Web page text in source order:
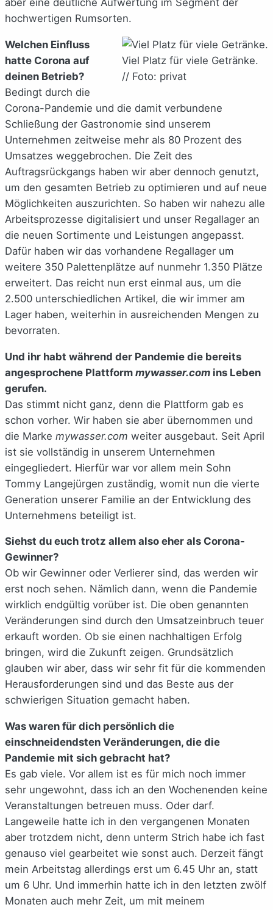
aber eine deutliche Aufwertung im Segment der
hochwertigen Rumsorten.
Viel Platz für viele Getränke.
// Foto: privat
Welchen Einfluss
hatte Corona auf
deinen Betrieb?
Bedingt durch die
Corona-Pandemie und die damit verbundene
Schließung der Gastronomie sind unserem
Unternehmen zeitweise mehr als 80 Prozent des
Umsatzes weggebrochen. Die Zeit des
Auftragsrückgangs haben wir aber dennoch genutzt,
um den gesamten Betrieb zu optimieren und auf neue
Möglichkeiten auszurichten. So haben wir nahezu alle
Arbeitsprozesse digitalisiert und unser Regallager an
die neuen Sortimente und Leistungen angepasst.
Dafür haben wir das vorhandene Regallager um
weitere 350 Palettenplätze auf nunmehr 1.350 Plätze
erweitert. Das reicht nun erst einmal aus, um die
2.500 unterschiedlichen Artikel, die wir immer am
Lager haben, weiterhin in ausreichenden Mengen zu
bevorraten.
Und ihr habt während der Pandemie die bereits
angesprochene Plattform mywasser.com ins Leben
gerufen.
Das stimmt nicht ganz, denn die Plattform gab es
schon vorher. Wir haben sie aber übernommen und
die Marke mywasser.com weiter ausgebaut. Seit April
ist sie vollständig in unserem Unternehmen
eingegliedert. Hierfür war vor allem mein Sohn
Tommy Langejürgen zuständig, womit nun die vierte
Generation unserer Familie an der Entwicklung des
Unternehmens beteiligt ist.
Siehst du euch trotz allem also eher als Corona-
Gewinner?
Ob wir Gewinner oder Verlierer sind, das werden wir
erst noch sehen. Nämlich dann, wenn die Pandemie
wirklich endgültig vorüber ist. Die oben genannten
Veränderungen sind durch den Umsatzeinbruch teuer
erkauft worden. Ob sie einen nachhaltigen Erfolg
bringen, wird die Zukunft zeigen. Grundsätzlich
glauben wir aber, dass wir sehr fit für die kommenden
Herausforderungen sind und das Beste aus der
schwierigen Situation gemacht haben.
Was waren für dich persönlich die
einschneidendsten Veränderungen, die die
Pandemie mit sich gebracht hat?
Es gab viele. Vor allem ist es für mich noch immer
sehr ungewohnt, dass ich an den Wochenenden keine
Veranstaltungen betreuen muss. Oder darf.
Langeweile hatte ich in den vergangenen Monaten
aber trotzdem nicht, denn unterm Strich habe ich fast
genauso viel gearbeitet wie sonst auch. Derzeit fängt
mein Arbeitstag allerdings erst um 6.45 Uhr an, statt
um 6 Uhr. Und immerhin hatte ich in den letzten zwölf
Monaten auch mehr Zeit, um mit meinem